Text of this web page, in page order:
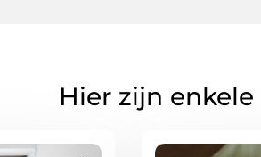
Hier zijn enkele